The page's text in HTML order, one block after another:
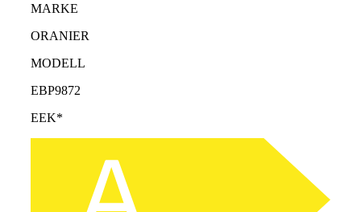
MARKE
ORANIER
MODELL
EBP9872
EEK*